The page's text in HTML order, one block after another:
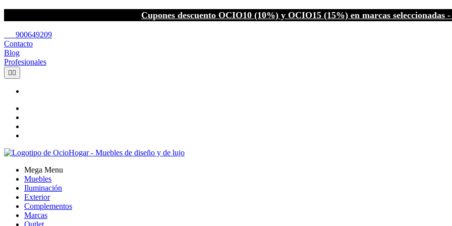
Cupones descuento OCIO10 (10%) y OCIO15 (15%) en marcas seleccionadas
900649209
Contacto
Blog
Profesionales
 
Mega Menu
Muebles
Iluminación
Exterior
Complementos
Marcas
Outlet